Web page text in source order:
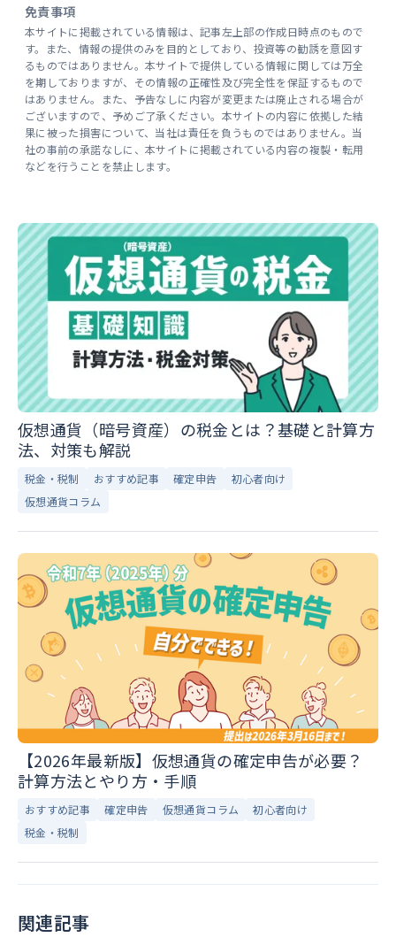
免責事項
本サイトに掲載されている情報は、記事左上部の作成日時点のもので
す。また、情報の提供のみを目的としており、投資等の勧誘を意図す
るものではありません。本サイトで提供している情報に関しては万全
を期しておりますが、その情報の正確性及び完全性を保証するもので
はありません。また、予告なしに内容が変更または廃止される場合が
ございますので、予めご了承ください。本サイトの内容に依拠した結
果に被った損害について、当社は責任を負うものではありません。当
社の事前の承諾なしに、本サイトに掲載されている内容の複製・転用
などを行うことを禁止します。
仮想通貨（暗号資産）の税金とは？基礎と計算方
法、対策も解説
税金・税制 おすすめ記事 確定申告
初心者向け
仮想通貨コラム
【2026年最新版】仮想通貨の確定申告が必要？
計算方法とやり方・手順
おすすめ記事 確定申告 仮想通貨コラム
初心者向け
税金・税制
関連記事